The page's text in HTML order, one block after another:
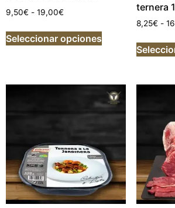
9,50€ - 19,00€
Seleccionar opciones
ternera
8,25€ -